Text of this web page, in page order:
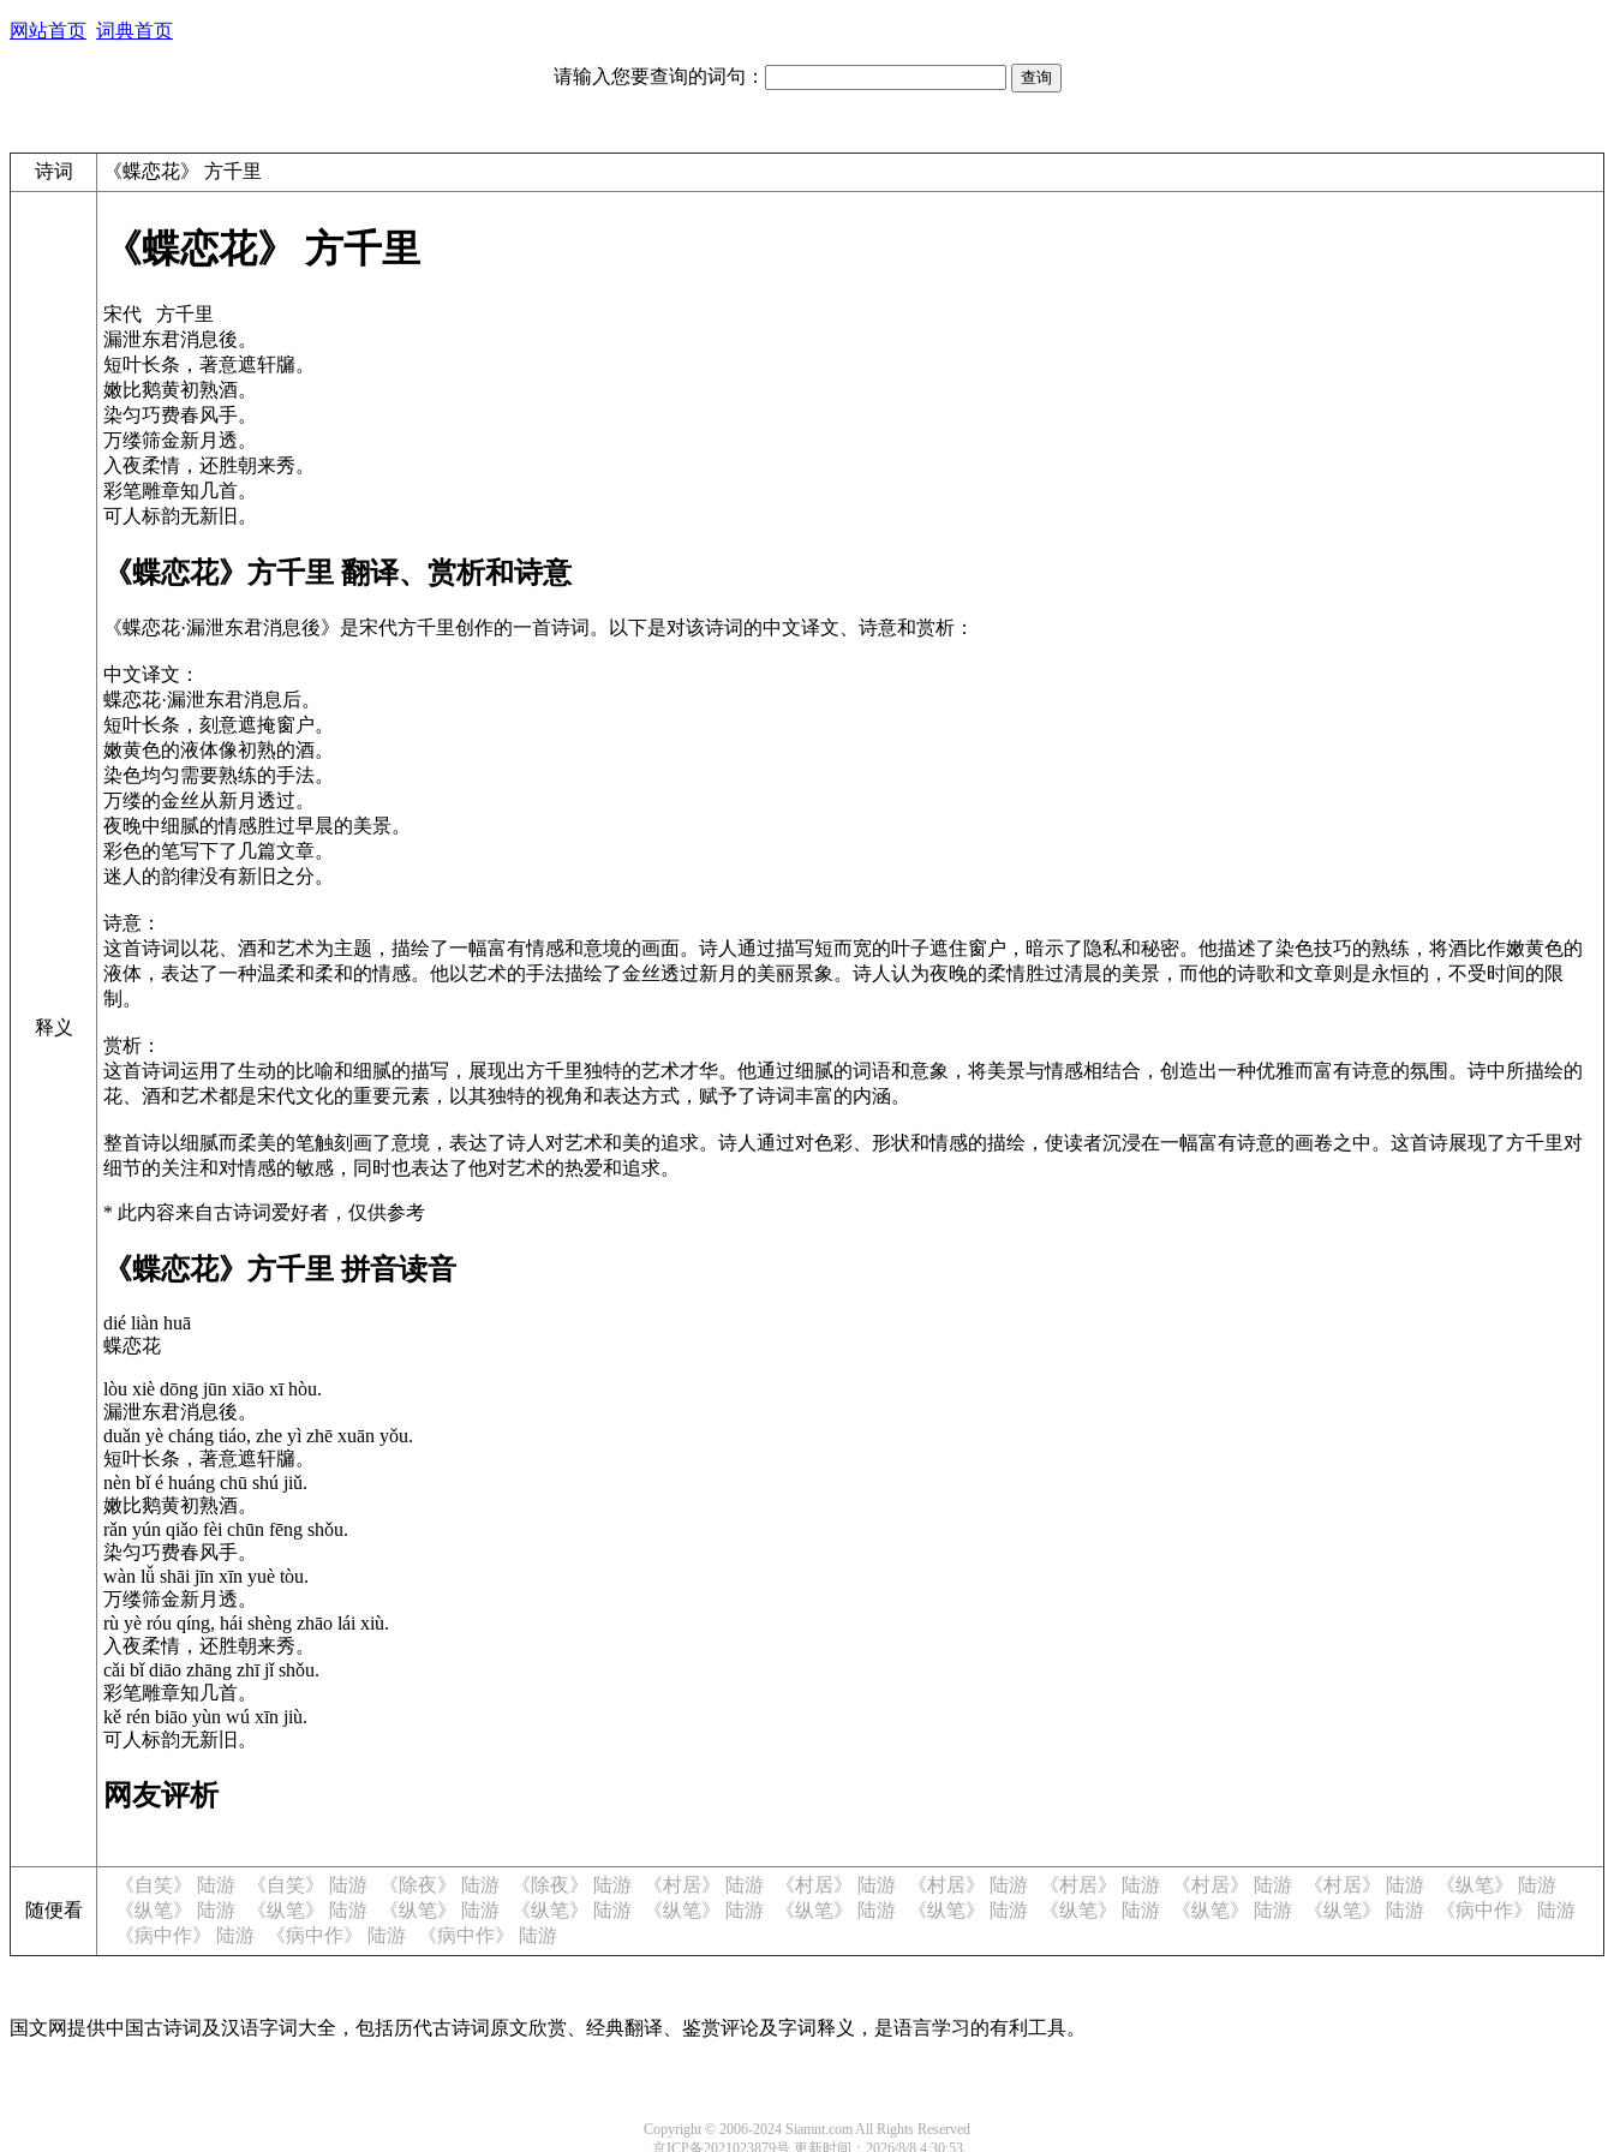
网站首页 词典首页
请输入您要查询的词句：
诗词 《蝶恋花》 方千里
释义
《蝶恋花》 方千里
宋代 方千里
漏泄东君消息後。
短叶长条，著意遮轩牖。
嫩比鹅黄初熟酒。
染匀巧费春风手。
万缕筛金新月透。
入夜柔情，还胜朝来秀。
彩笔雕章知几首。
可人标韵无新旧。
《蝶恋花》方千里 翻译、赏析和诗意
《蝶恋花·漏泄东君消息後》是宋代方千里创作的一首诗词。以下是对该诗词的中文译文、诗意和赏析：
中文译文：
蝶恋花·漏泄东君消息后。
短叶长条，刻意遮掩窗户。
嫩黄色的液体像初熟的酒。
染色均匀需要熟练的手法。
万缕的金丝从新月透过。
夜晚中细腻的情感胜过早晨的美景。
彩色的笔写下了几篇文章。
迷人的韵律没有新旧之分。
诗意：
这首诗词以花、酒和艺术为主题，描绘了一幅富有情感和意境的画面。诗人通过描写短而宽的叶子遮住窗户，暗示了隐私和秘密。他描述了染色技巧的熟练，将酒比作嫩黄色的
液体，表达了一种温柔和柔和的情感。他以艺术的手法描绘了金丝透过新月的美丽景象。诗人认为夜晚的柔情胜过清晨的美景，而他的诗歌和文章则是永恒的，不受时间的限
制。
赏析：
这首诗词运用了生动的比喻和细腻的描写，展现出方千里独特的艺术才华。他通过细腻的词语和意象，将美景与情感相结合，创造出一种优雅而富有诗意的氛围。诗中所描绘的
花、酒和艺术都是宋代文化的重要元素，以其独特的视角和表达方式，赋予了诗词丰富的内涵。
整首诗以细腻而柔美的笔触刻画了意境，表达了诗人对艺术和美的追求。诗人通过对色彩、形状和情感的描绘，使读者沉浸在一幅富有诗意的画卷之中。这首诗展现了方千里对
细节的关注和对情感的敏感，同时也表达了他对艺术的热爱和追求。
* 此内容来自古诗词爱好者，仅供参考
《蝶恋花》方千里 拼音读音
dié liàn huā
蝶恋花
lòu xiè dōng jūn xiāo xī hòu.
漏泄东君消息後。
duǎn yè cháng tiáo, zhe yì zhē xuān yǒu.
短叶长条，著意遮轩牖。
nèn bǐ é huáng chū shú jiǔ.
嫩比鹅黄初熟酒。
rǎn yún qiǎo fèi chūn fēng shǒu.
染匀巧费春风手。
wàn lǚ shāi jīn xīn yuè tòu.
万缕筛金新月透。
rù yè róu qíng, hái shèng zhāo lái xiù.
入夜柔情，还胜朝来秀。
cǎi bǐ diāo zhāng zhī jǐ shǒu.
彩笔雕章知几首。
kě rén biāo yùn wú xīn jiù.
可人标韵无新旧。
网友评析
随便看
《自笑》 陆游 《自笑》 陆游 《除夜》 陆游 《除夜》 陆游 《村居》 陆游 《村居》 陆游 《村居》 陆游 《村居》 陆游 《村居》 陆游 《村居》 陆游
《纵笔》 陆游
《纵笔》 陆游
《纵笔》 陆游 《纵笔》 陆游 《纵笔》 陆游 《纵笔》 陆游 《纵笔》 陆游 《纵笔》 陆游 《纵笔》 陆游 《纵笔》 陆游 《纵笔》 陆游
《病中作》 陆游
《病中作》 陆游
《病中作》 陆游 《病中作》 陆游
国文网提供中国古诗词及汉语字词大全，包括历代古诗词原文欣赏、经典翻译、鉴赏评论及字词释义，是语言学习的有利工具。
Copyright © 2006-2024 Siamnt.com All Rights Reserved
京ICP备2021023879号 更新时间：2026/8/8 4:30:53